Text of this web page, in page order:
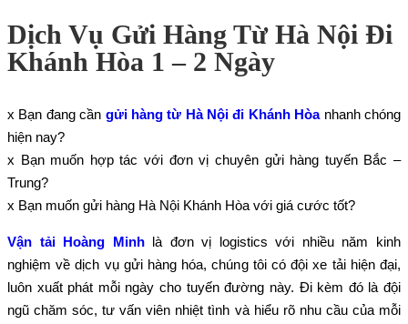
Dịch Vụ Gửi Hàng Từ Hà Nội Đi
Khánh Hòa 1 – 2 Ngày
x Bạn đang cần gửi hàng từ Hà Nội đi Khánh Hòanhanh chóng
hiện nay?
x Bạn muốn hợp tác với đơn vị chuyên gửi hàng tuyến Bắc –
Trung?
x Bạn muốn gửi hàng Hà Nội Khánh Hòa với giá cước tốt?
Vận tải Hoàng Minhlà đơn vị logistics với nhiều năm kinh
nghiệm về dịch vụ gửi hàng hóa, chúng tôi có đội xe tải hiện đại,
luôn xuất phát mỗi ngày cho tuyến đường này. Đi kèm đó là đội
ngũ chăm sóc, tư vấn viên nhiệt tình và hiểu rõ nhu cầu của mỗi